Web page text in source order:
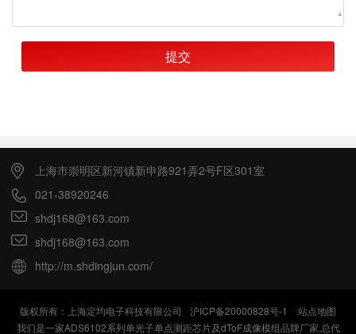
提交
上海市崇明区新河镇新申路921弄2号F区301室
021-38920246
shdj168@163.com
shdj168@163.com
http://m.shdingjun.com/
版权所有：上海定均电子科技有限公司 沪ICP备20000828号-1
站点地图
我们是一家ADS6102系列单光子单点测距芯片及dToF成像模组品牌厂家,总代